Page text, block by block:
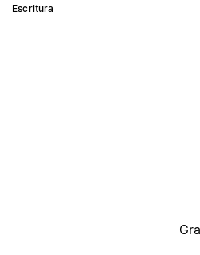
Escritura